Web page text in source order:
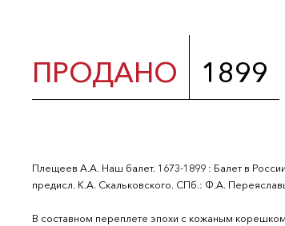
ПРОДАНО 1899
Плещеев А.А. Наш балет. 1673-1899 : Балет в
предисл. К.А. Скальковского. СПб.: Ф.А.
В составном переплете эпохи с кожаным